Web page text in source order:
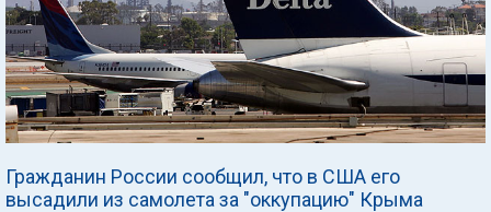
Гражданин России сообщил, что в США его
высадили из самолета за "оккупацию" Крыма